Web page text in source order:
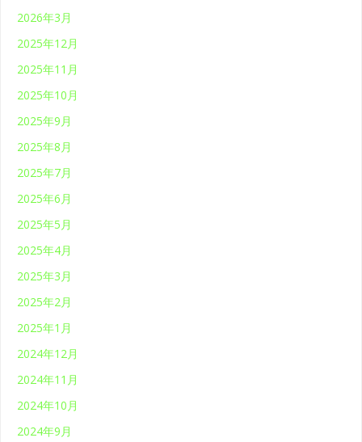
2026年3月
2025年12月
2025年11月
2025年10月
2025年9月
2025年8月
2025年7月
2025年6月
2025年5月
2025年4月
2025年3月
2025年2月
2025年1月
2024年12月
2024年11月
2024年10月
2024年9月